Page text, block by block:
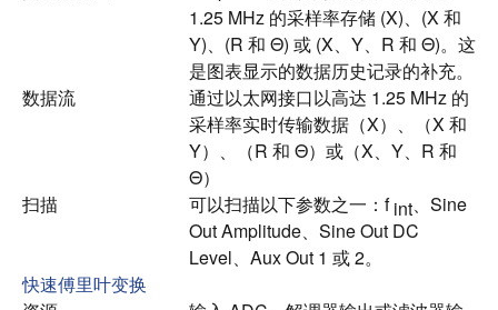
1.25 MHz 的采样率存储 (X)、(X 和
Y)、(R 和 Θ) 或 (X、Y、R 和 Θ)。 这
是图表显示的数据历史记录的补充。
数据流
通过以太网接口以高达 1.25 MHz 的
采样率实时传输数据（X）、（X 和
Y）、（R 和 Θ）或（X、Y、R 和
Θ）
扫描
可以扫描以下参数之一：fint、Sine
Out Amplitude、Sine Out DC
Level、Aux Out 1 或 2。
快速傅里叶变换